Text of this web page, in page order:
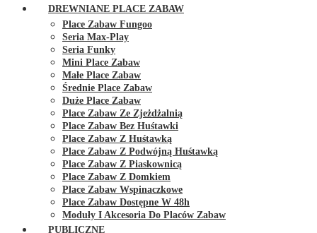
DREWNIANE PLACE ZABAW
Place Zabaw Fungoo
Seria Max-Play
Seria Funky
Mini Place Zabaw
Małe Place Zabaw
Średnie Place Zabaw
Duże Place Zabaw
Place Zabaw Ze Zjeżdżalnią
Place Zabaw Bez Huśtawki
Place Zabaw Z Huśtawką
Place Zabaw Z Podwójną Huśtawką
Place Zabaw Z Piaskownicą
Place Zabaw Z Domkiem
Place Zabaw Wspinaczkowe
Place Zabaw Dostępne W 48h
Moduły I Akcesoria Do Placów Zabaw
PUBLICZNE